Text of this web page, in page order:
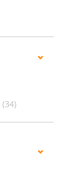
(34)